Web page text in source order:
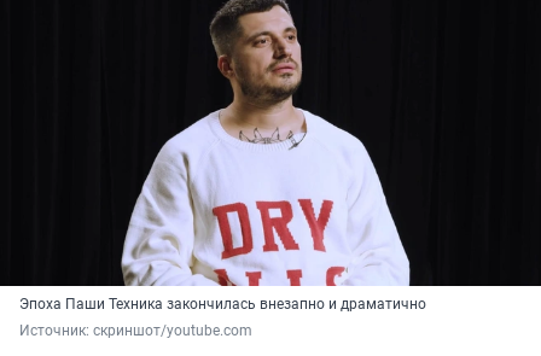
Эпоха Паши Техника закончилась внезапно и драматично
Источник: скриншот/youtube.com